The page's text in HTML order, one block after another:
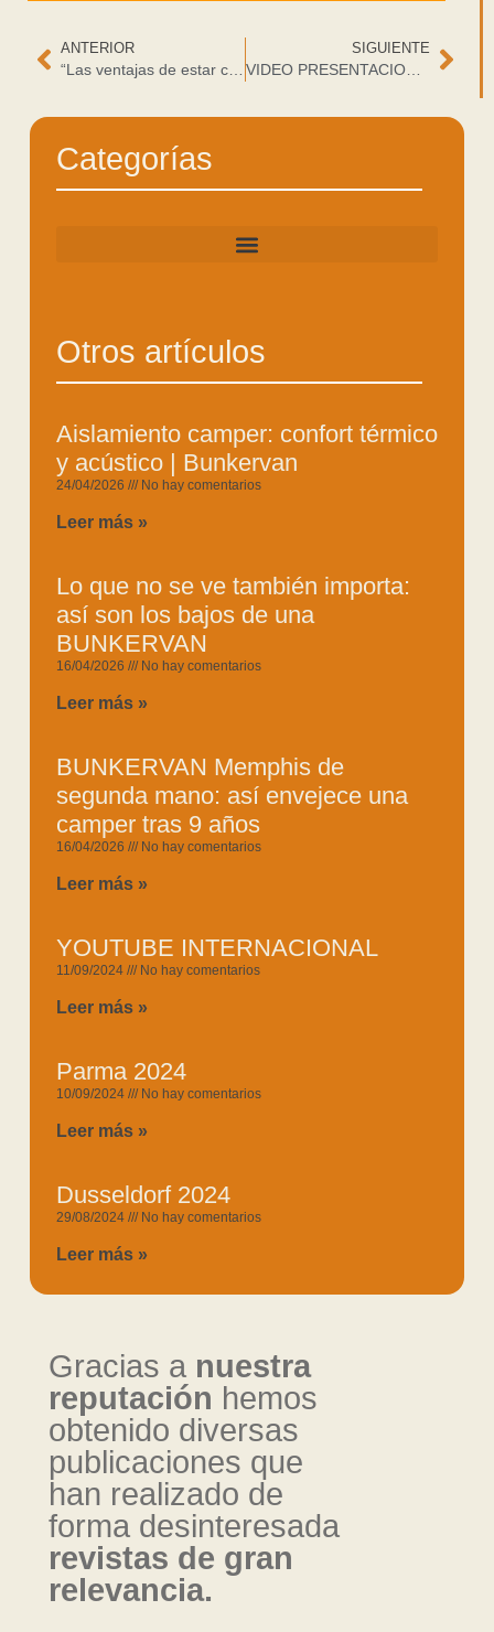
ANTERIOR SIGUIENTE
Categorías
Otros artículos
Aislamiento camper: confort térmico
y acústico | Bunkervan
24/04/2026 No hay comentarios
Leer más »
Lo que no se ve también importa:
así son los bajos de una
BUNKERVAN
16/04/2026 No hay comentarios
Leer más »
BUNKERVAN Memphis de
segunda mano: así envejece una
camper tras 9 años
16/04/2026 No hay comentarios
Leer más »
YOUTUBE INTERNACIONAL
11/09/2024 No hay comentarios
Leer más »
Parma 2024
10/09/2024 No hay comentarios
Leer más »
Dusseldorf 2024
29/08/2024 No hay comentarios
Leer más »
Gracias a nuestra
reputación hemos
obtenido diversas
publicaciones que
han realizado de
forma desinteresada
revistas de gran
relevancia.